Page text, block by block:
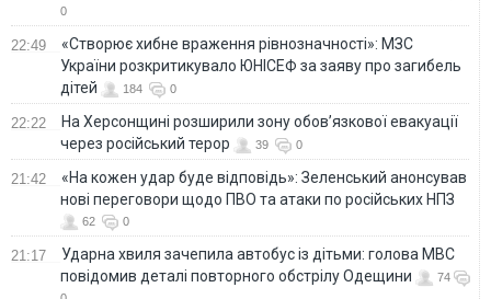
0
22:49
«Створює хибне враження рівнозначності»: МЗС
України розкритикувало ЮНІСЕФ за заяву про загибель
дітей
184 0
22:22
На Херсонщині розширили зону обов’язкової евакуації
через російський терор
39 0
21:42
«На кожен удар буде відповідь»: Зеленський анонсував
нові переговори щодо ПВО та атаки по російських НПЗ
62 0
21:17
Ударна хвиля зачепила автобус із дітьми: голова МВС
повідомив деталі повторного обстрілу Одещини
74